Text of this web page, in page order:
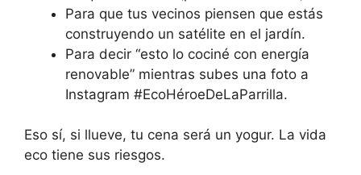
Para que tus vecinos piensen que estás
construyendo un satélite en el jardín.
Para decir “esto lo cociné con energía
renovable” mientras subes una foto a
Instagram #EcoHéroeDeLaParrilla.
Eso sí, si llueve, tu cena será un yogur. La vida
eco tiene sus riesgos.